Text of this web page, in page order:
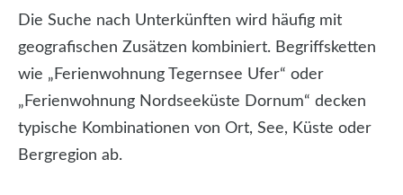
Die Suche nach Unterkünften wird häufig mit
geografischen Zusätzen kombiniert. Begriffsketten
wie „Ferienwohnung Tegernsee Ufer“ oder
„Ferienwohnung Nordseeküste Dornum“ decken
typische Kombinationen von Ort, See, Küste oder
Bergregion ab.